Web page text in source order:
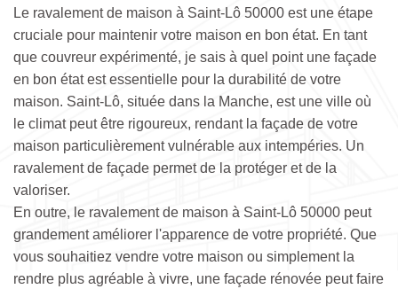
Le ravalement de maison à Saint-Lô 50000 est une étape
cruciale pour maintenir votre maison en bon état. En tant
que couvreur expérimenté, je sais à quel point une façade
en bon état est essentielle pour la durabilité de votre
maison. Saint-Lô, située dans la Manche, est une ville où
le climat peut être rigoureux, rendant la façade de votre
maison particulièrement vulnérable aux intempéries. Un
ravalement de façade permet de la protéger et de la
valoriser.
En outre, le ravalement de maison à Saint-Lô 50000 peut
grandement améliorer l'apparence de votre propriété. Que
vous souhaitiez vendre votre maison ou simplement la
rendre plus agréable à vivre, une façade rénovée peut faire